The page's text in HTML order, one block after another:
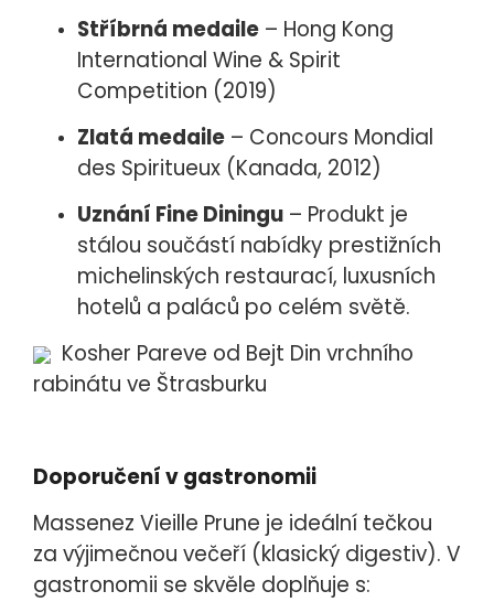
Stříbrná medaile – Hong Kong
International Wine & Spirit
Competition (2019)
Zlatá medaile – Concours Mondial
des Spiritueux (Kanada, 2012)
Uznání Fine Diningu – Produkt je
stálou součástí nabídky prestižních
michelinských restaurací, luxusních
hotelů a paláců po celém světě.
Kosher Pareve od Bejt Din vrchního
rabinátu ve Štrasburku
Doporučení v gastronomii
Massenez Vieille Prune je ideální tečkou
za výjimečnou večeří (klasický digestiv). V
gastronomii se skvěle doplňuje s: